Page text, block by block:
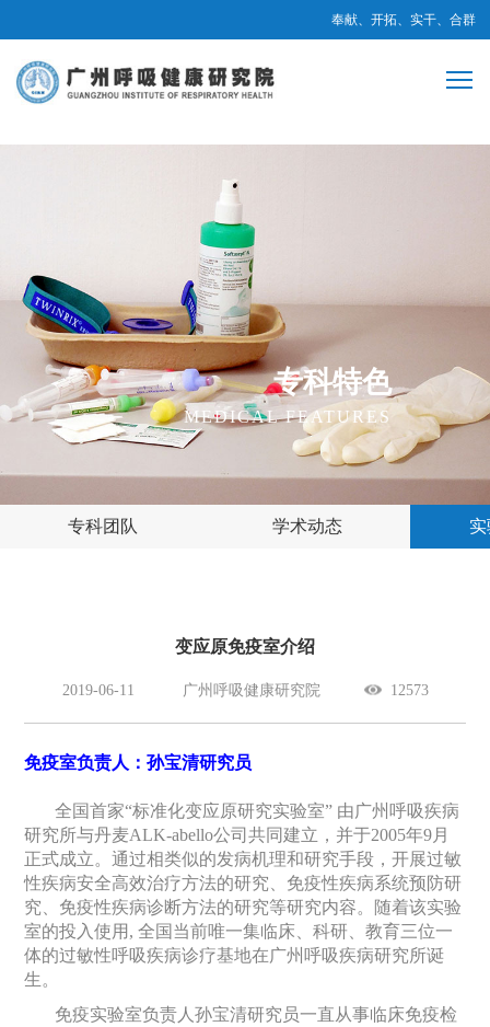
奉献、开拓、实干、合群
专科特色
MEDICAL FEATURES
专科团队 学术动态
变应原免疫室介绍
2019-06-11 广州呼吸健康研究院 12573
免疫室负责人：孙宝清研究员
全国首家“标准化变应原研究实验室” 由广州呼吸疾病
研究所与丹麦ALK-abello公司共同建立，并于2005年9月
正式成立。通过相类似的发病机理和研究手段，开展过敏
性疾病安全高效治疗方法的研究、免疫性疾病系统预防研
究、免疫性疾病诊断方法的研究等研究内容。随着该实验
室的投入使用 ,全国当前唯一集临床、科研、教育三位一
体的过敏性呼吸疾病诊疗基地在广州呼吸疾病研究所诞
生。
免疫实验室负责人孙宝清研究员一直从事临床免疫检